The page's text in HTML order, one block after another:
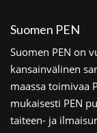
Suomen PEN
Suomen PEN on
kansainvälinen
maassa toimivaa
mukaisesti PEN
taiteen- ja